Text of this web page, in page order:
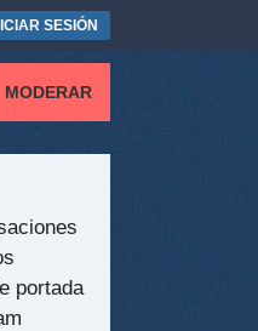
SESIÓN
MODERAR
portada